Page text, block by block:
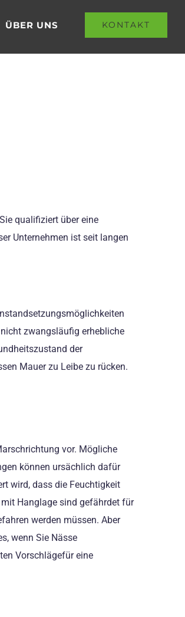
ÜBER UNS KONTAKT
qualifiziert über eine
Unternehmen ist seit langen
zwangsläufig erhebliche
der
Mauer zu Leibe zu rücken.
vor. Mögliche
können ursächlich dafür
wird, dass die Feuchtigkeit
Hanglage sind gefährdet für
werden müssen. Aber
wenn Sie Nässe
Vorschlägefür eine